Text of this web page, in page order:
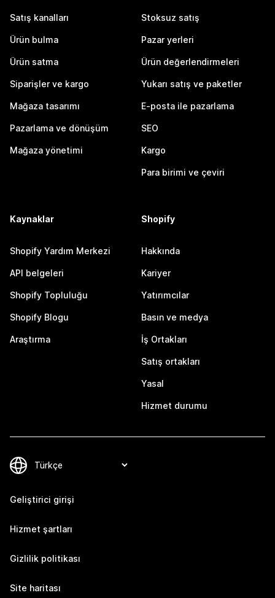
Satış kanalları
Ürün bulma
Ürün satma
Siparişler ve kargo
Mağaza tasarımı
Pazarlama ve dönüşüm
Mağaza yönetimi
Stoksuz satış
Pazar yerleri
Ürün değerlendirmeleri
Yukarı satış ve paketler
E-posta ile pazarlama
SEO
Kargo
Para birimi ve çeviri
Kaynaklar
Shopify Yardım Merkezi
API belgeleri
Shopify Topluluğu
Shopify Blogu
Araştırma
Shopify
Hakkında
Kariyer
Yatırımcılar
Basın ve medya
İş Ortakları
Satış ortakları
Yasal
Hizmet durumu
Geliştirici girişi
Hizmet şartları
Gizlilik politikası
Site haritası